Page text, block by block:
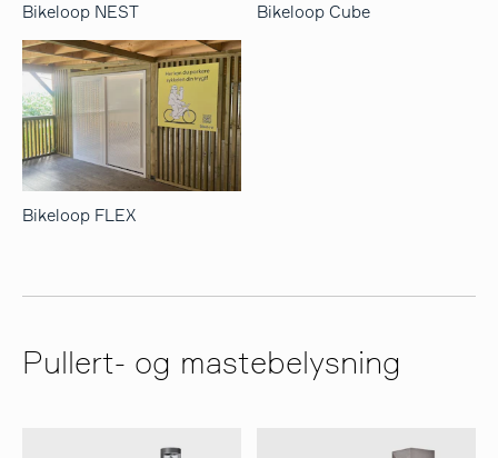
Bikeloop NEST Bikeloop Cube
Bikeloop FLEX
Pullert- og mastebelysning